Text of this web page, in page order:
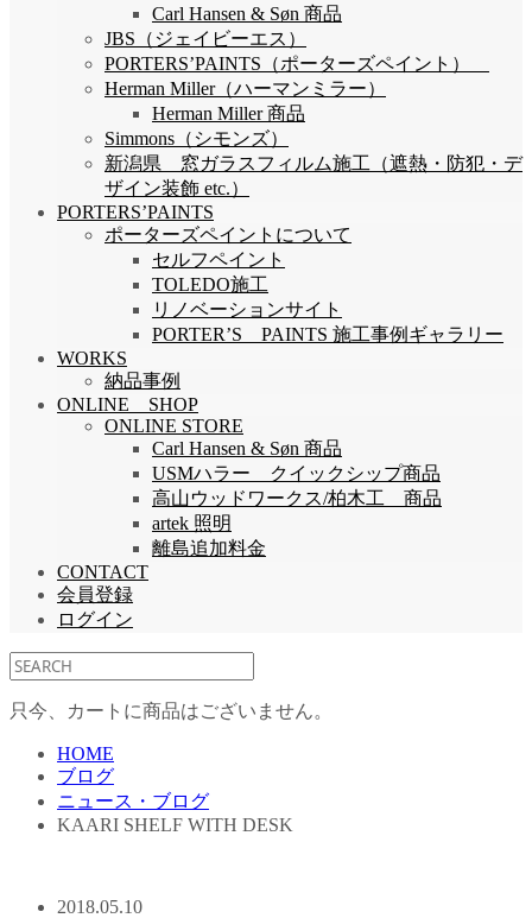
Carl Hansen & Søn 商品
JBS（ジェイビーエス）
PORTERS’PAINTS（ポーターズペイント）
Herman Miller（ハーマンミラー）
Herman Miller 商品
Simmons（シモンズ）
新潟県 窓ガラスフィルム施工（遮熱・防犯・デ
ザイン装飾 etc.）
PORTERS’PAINTS
ポーターズペイントについて
セルフペイント
TOLEDO施工
リノベーションサイト
PORTER’S PAINTS 施工事例ギャラリー
WORKS
納品事例
ONLINE SHOP
ONLINE STORE
Carl Hansen & Søn 商品
USMハラー クイックシップ商品
高山ウッドワークス/柏木工 商品
artek 照明
離島追加料金
CONTACT
会員登録
ログイン
只今、カートに商品はございません。
HOME
ブログ
ニュース・ブログ
KAARI SHELF WITH DESK
2018.05.10